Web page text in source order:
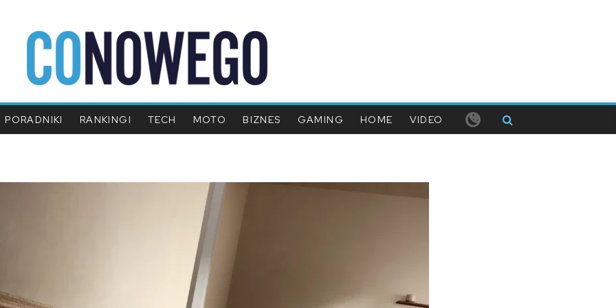
PORADNIKI RANKINGI TECH MOTO BIZNES GAMING HOME VIDEO